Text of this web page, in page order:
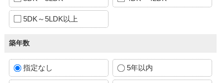
5DK～5LDK以上
築年数
指定なし 5年以内